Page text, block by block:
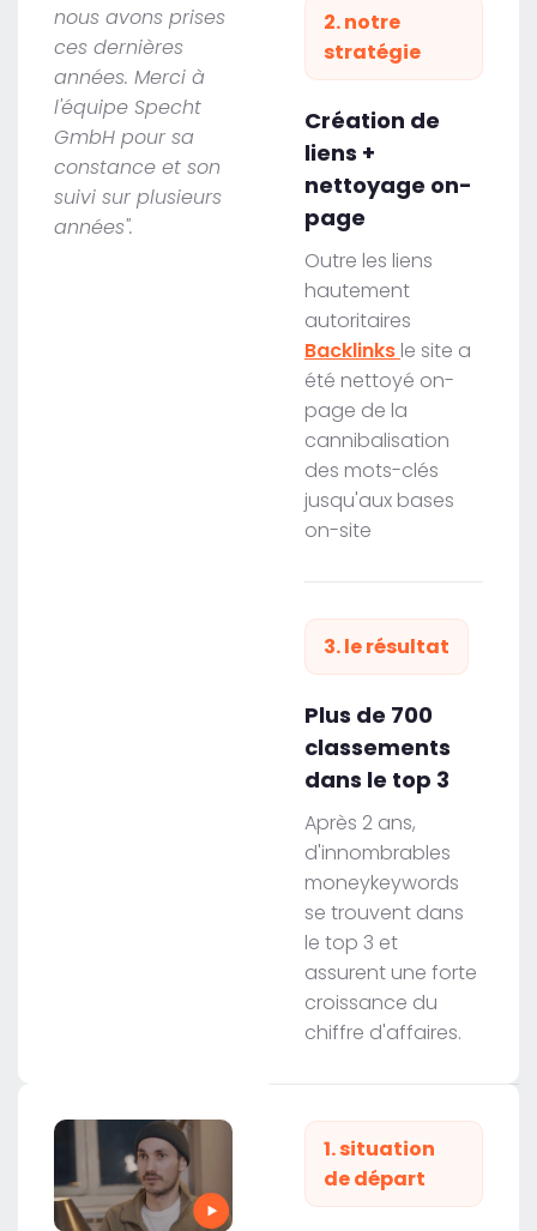
nous avons prises
ces dernières
années. Merci à
l'équipe Specht
GmbH pour sa
constance et son
suivi sur plusieurs
années".
2. notre
stratégie
Création de
liens +
nettoyage on-
page
Outre les liens
hautement
autoritaires
Backlinks le site a
été nettoyé on-
page de la
cannibalisation
des mots-clés
jusqu'aux bases
on-site
3. le résultat
Plus de 700
classements
dans le top 3
Après 2 ans,
d'innombrables
moneykeywords
se trouvent dans
le top 3 et
assurent une forte
croissance du
chiffre d'affaires.
1. situation
de départ